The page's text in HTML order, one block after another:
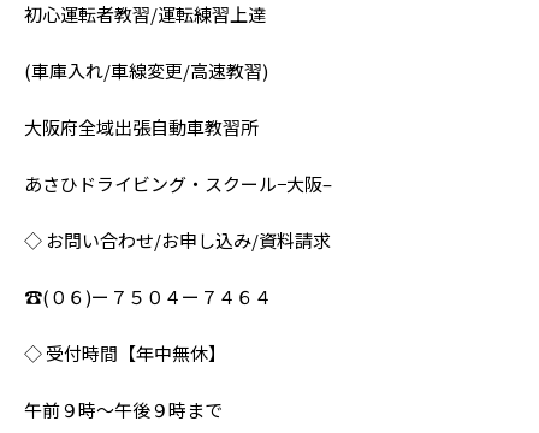
初心運転者教習/運転練習上達
(車庫入れ/車線変更/高速教習)
大阪府全域出張自動車教習所
あさひドライビング・スクール−大阪–
◇ お問い合わせ/お申し込み/資料請求
☎︎(０６)ー７５０４ー７４６４
◇ 受付時間【年中無休】
午前９時〜午後９時まで